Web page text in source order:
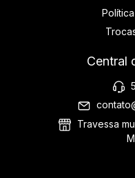
Central
Travessa